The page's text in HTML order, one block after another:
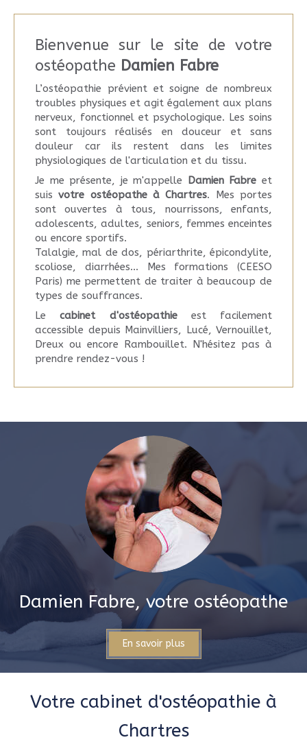
Bienvenue sur le site de votre
ostéopathe Damien Fabre
L’ostéopathie prévient et soigne de nombreux
troubles physiques et agit également aux plans
nerveux, fonctionnel et psychologique. Les soins
sont toujours réalisés en douceur et sans
douleur car ils restent dans les limites
physiologiques de l'articulation et du tissu.
Je me présente, je m'appelle Damien Fabre et
suisvotre ostéopathe à Chartres. Mes portes
sont ouvertes à tous, nourrissons, enfants,
adolescents, adultes, seniors, femmes enceintes
ou encore sportifs.
Talalgie, mal de dos, périarthrite, épicondylite,
scoliose, diarrhées... Mes formations (CEESO
Paris) me permettent de traiter à beaucoup de
types de souffrances.
Lecabinet d'ostéopathieest facilement
accessible depuis Mainvilliers, Lucé, Vernouillet,
Dreux ou encore Rambouillet. N'hésitez pas à
prendre rendez-vous !
Damien Fabre, votre ostéopathe
En savoir plus
Votre cabinet d'ostéopathie à
Chartres